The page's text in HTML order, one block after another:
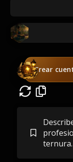
Crear
ternura.